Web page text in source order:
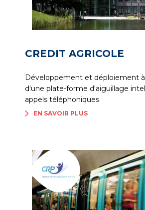
CREDIT AGRICOLE
Développement et déploiement
d'une plate-forme d'aiguillage
appels téléphoniques
EN SAVOIR PLUS